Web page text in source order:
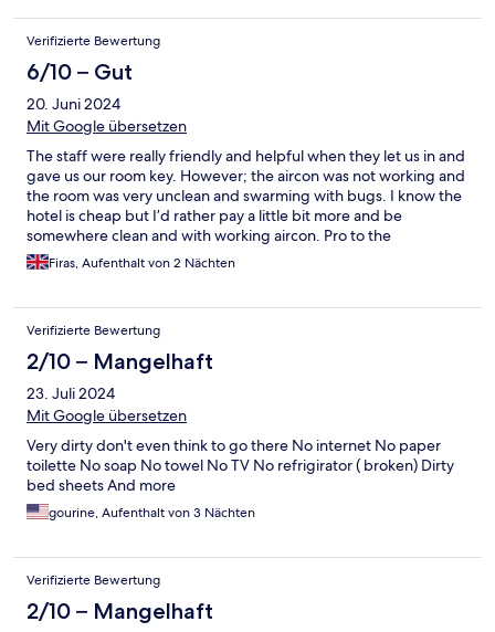
Verifizierte Bewertung
6/10 – Gut
20. Juni 2024
Mit Google übersetzen
The staff were really friendly and helpful when they let us in and
gave us our room key. However; the aircon was not working and
the room was very unclean and swarming with bugs. I know the
hotel is cheap but I’d rather pay a little bit more and be
somewhere clean and with working aircon. Pro to the
experience was the nice man who let us in though :)
Firas, Aufenthalt von 2 Nächten
Verifizierte Bewertung
2/10 – Mangelhaft
23. Juli 2024
Mit Google übersetzen
Very dirty don't even think to go there No internet No paper
toilette No soap No towel No TV No refrigirator ( broken) Dirty
bed sheets And more
gourine, Aufenthalt von 3 Nächten
Verifizierte Bewertung
2/10 – Mangelhaft